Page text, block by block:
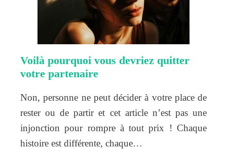
Voilà pourquoi vous devriez quitter
votre partenaire
Non, personne ne peut décider à votre place de
rester ou de partir et cet article n’est pas une
injonction pour rompre à tout prix ! Chaque
histoire est différente, chaque…